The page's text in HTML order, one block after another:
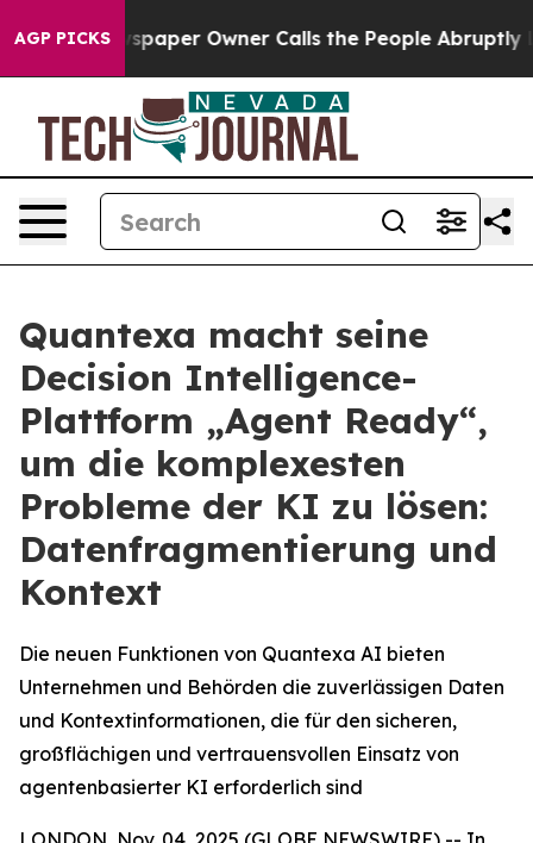
AGP PICKS Owner Calls the People Abruptly Laid off
Quantexa macht seine
Decision Intelligence-
Plattform „Agent Ready“,
um die komplexesten
Probleme der KI zu lösen:
Datenfragmentierung und
Kontext
Die neuen Funktionen von Quantexa AI bieten
Unternehmen und Behörden die zuverlässigen Daten
und Kontextinformationen, die für den sicheren,
großflächigen und vertrauensvollen Einsatz von
agentenbasierter KI erforderlich sind